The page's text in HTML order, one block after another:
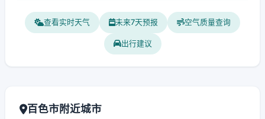
查看实时天气 未来7天预报 空气质量查询
出行建议
百色市附近城市